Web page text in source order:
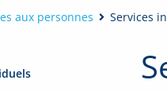
aux personnes Services